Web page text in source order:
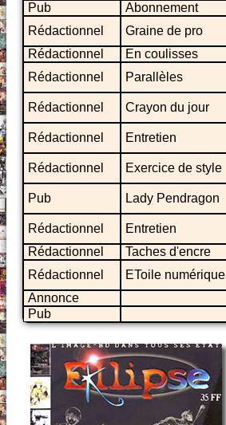
Pub
Abonnement
Rédactionnel
Graine de pro
Rédactionnel
En coulisses
Rédactionnel
Parallèles
Rédactionnel
Crayon du jour
Rédactionnel Entretien
Rédactionnel Exercice de style
Pub Lady Pendragon
Rédactionnel Entretien
Rédactionnel
Taches d'encre
Rédactionnel
EToile numérique
Annonce
Pub